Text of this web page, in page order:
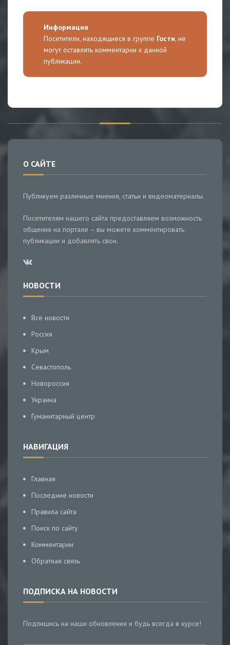
Информация
Посетители, находящиеся в группе Гости , не
могут оставлять комментарии к данной
публикации.
О САЙТЕ
Публикуем различные мнения, статьи и видеоматериалы.
Посетителям нашего сайта предоставляем возможность
общения на портале – вы можете комментировать
публикации и добавлять свои.
НОВОСТИ
Все новости
Россия
Крым
Севастополь
Новороссия
Украина
Гуманитарный центр
НАВИГАЦИЯ
Главная
Последние новости
Правила сайта
Поиск по сайту
Комментарии
Обратная связь
ПОДПИСКА НА НОВОСТИ
Подпишись на наши обновления и будь всегда в курсе!